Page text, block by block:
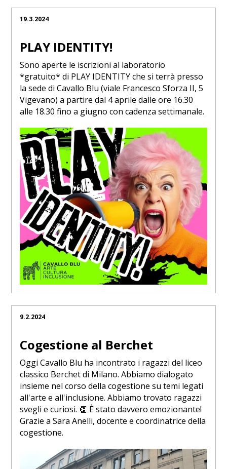
19.3.2024
PLAY IDENTITY!
Sono aperte le iscrizioni al laboratorio
*gratuito* di PLAY IDENTITY che si terrà presso
la sede di Cavallo Blu (viale Francesco Sforza II, 5
Vigevano) a partire dal 4 aprile dalle ore 16.30
alle 18.30 fino a giugno con cadenza settimanale.
9.2.2024
Cogestione al Berchet
Oggi Cavallo Blu ha incontrato i ragazzi del liceo
classico Berchet di Milano. Abbiamo dialogato
insieme nel corso della cogestione su temi legati
all'arte e all'inclusione. Abbiamo trovato ragazzi
svegli e curiosi. 👏 È stato davvero emozionante!
Grazie a Sara Anelli, docente e coordinatrice della
cogestione.